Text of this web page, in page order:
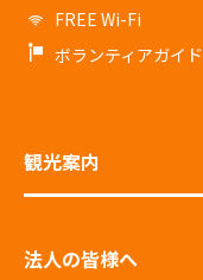
FREE Wi-Fi
ボランティアガイド
観光案内
法人の皆様へ